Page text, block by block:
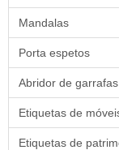
Mandalas
Porta espetos
Abridor de garrafas
Etiquetas de
Etiquetas de